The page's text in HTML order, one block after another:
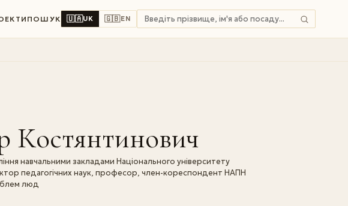
ПОШУК 🇺🇦UK 🇬🇧EN
Костянтинович
навчальними закладами Національного університету
педагогічних наук, професор, член-кореспондент НАПН
люд